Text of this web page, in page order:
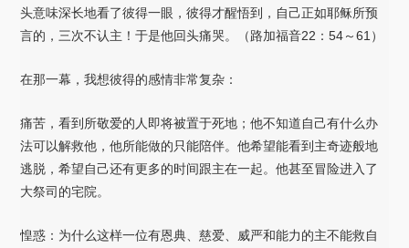
头意味深长地看了彼得一眼，彼得才醒悟到，自己正如耶稣所预
言的，三次不认主！于是他回头痛哭。（路加福音22：54～61）
在那一幕，我想彼得的感情非常复杂：
痛苦，看到所敬爱的人即将被置于死地；他不知道自己有什么办
法可以解救他，他所能做的只能陪伴。他希望能看到主奇迹般地
逃脱，希望自己还有更多的时间跟主在一起。他甚至冒险进入了
大祭司的宅院。
惶惑：为什么这样一位有恩典、慈爱、威严和能力的主不能救自